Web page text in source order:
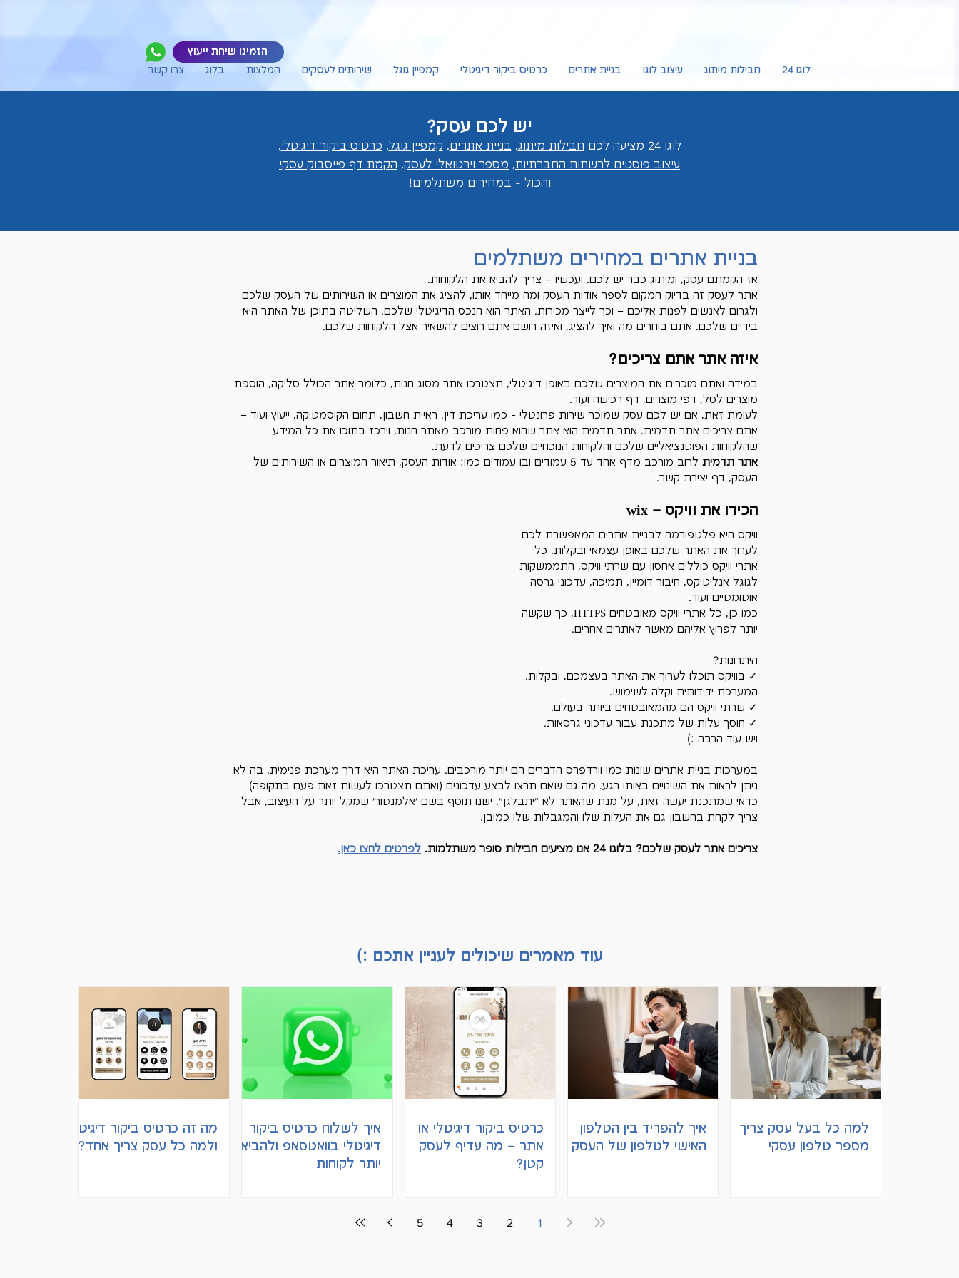
Γ
הזמינו שיחת ייעוץ
לוגו 24
חבילות מיתוג עיצוב לוגו בניית אתרים כרטיס ביקור דיגיטלי קמפיין גוגל שירותים לעסקים המלצות בלוג צרו קשר
יש לכם עסק?
לוגו 24 מציעה לכם חבילות מיתוג, בניית אתרים, קמפיין גוגל, כרטיס ביקור דיגיטלי,
עיצוב פוסטים לרשתות החברתיות, מספר וירטואלי לעסק, הקמת דף פייסבוק עסקי
והכול - במחירים משתלמים!
בניית אתרים במחירים משתלמים
אז הקמתם עסק, ומיתוג כבר יש לכם. ועכשיו – צריך להביא את הלקוחות.
אתר לעסק זה בדיוק המקום לספר אודות העסק ומה מייחד אותו, להציג את המוצרים או השירותים של העסק שלכם
ולגרום לאנשים לפנות אליכם – וכך לייצר מכירות. האתר הוא הנכס הדיגיטלי שלכם. השליטה בתוכן של האתר היא
בידיים שלכם. אתם בוחרים מה ואיך להציג, ואיזה רושם אתם רוצים להשאיר אצל הלקוחות שלכם.
איזה אתר אתם צריכים?
במידה ואתם מוכרים את המוצרים שלכם באופן דיגיטלי, תצטרכו אתר מסוג חנות, כלומר אתר הכולל סליקה, הוספת
מוצרים לסל, דפי מוצרים, דף רכישה ועוד.
לעומת זאת, אם יש לכם עסק שמוכר שירות פרונטלי - כמו עריכת דין, ראיית חשבון, תחום הקוסמטיקה, ייעוץ ועוד –
אתם צריכים אתר תדמית. אתר תדמית הוא אתר שהוא פחות מורכב מאתר חנות, וירכז בתוכו את כל המידע
שהלקוחות הפוטנציאליים שלכם והלקוחות הנוכחיים שלכם צריכים לדעת.
אתר תדמית
לרוב מורכב מדף אחד עד 5 עמודים ובו עמודים כמו: אודות העסק, תיאור המוצרים או השירותים של
העסק, דף יצירת קשר.
הכירו את וויקס – wix
וויקס היא פלטפורמה לבניית אתרים המאפשרת לכם
לערוך את האתר שלכם באופן עצמאי ובקלות. כל
אתרי וויקס כוללים אחסון עם שרתי וויקס, התממשקות
לגוגל אנליטיקס, חיבור דומיין, תמיכה, עדכוני גרסה
אוטומטיים ועוד.
כמו כן, כל אתרי וויקס מאובטחים HTTPS, כך שקשה
יותר לפרוץ אליהם מאשר לאתרים אחרים.
היתרונות?
✓ בוויקס תוכלו לערוך את האתר בעצמכם, ובקלות.
המערכת ידידותית וקלה לשימוש.
✓ שרתי וויקס הם מהמאובטחים ביותר בעולם.
✓ חוסך עלות של מתכנת עבור עדכוני גרסאות.
ויש עוד הרבה :)
במערכות בניית אתרים שונות כמו וורדפרס הדברים הם יותר מורכבים. עריכת האתר היא דרך מערכת פנימית, בה לא
ניתן לראות את השינויים באותו רגע. מה גם שאם תרצו לבצע עדכונים (ואתם תצטרכו לעשות זאת פעם בתקופה)
כדאי שמתכנת יעשה זאת, על מנת שהאתר לא "יתבלגן". ישנו תוסף בשם 'אלמנטור' שמקל יותר על העיצוב, אבל
צריך לקחת בחשבון גם את העלות שלו והמגבלות שלו כמובן.
צריכים אתר לעסק שלכם? בלוגו 24 אנו מציעים חבילות סופר משתלמות. לפרטים לחצו כאן.
עוד מאמרים שיכולים לעניין אתכם :)
למה כל בעל עסק צריך
מספר טלפון עסקי
איך להפריד בין הטלפון
האישי לטלפון של העסק
כרטיס ביקור דיגיטלי או
אתר – מה עדיף לעסק
קטן?
איך לשלוח כרטיס ביקור
דיגיטלי בוואטסאפ ולהביא
יותר לקוחות
מה זה כרטיס ביקור דיגיטלי
ולמה כל עסק צריך אחד?
1
2
3
4
5